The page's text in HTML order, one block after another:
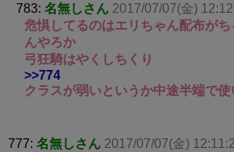
783: 名無しさん 2017/07/07(金)
危惧してるのはエリちゃん配布が
んやろか
弓狂騎はやくしちくり
>>774
クラスが弱いというか中途半端で
777: 名無しさん 2017/07/07(金)